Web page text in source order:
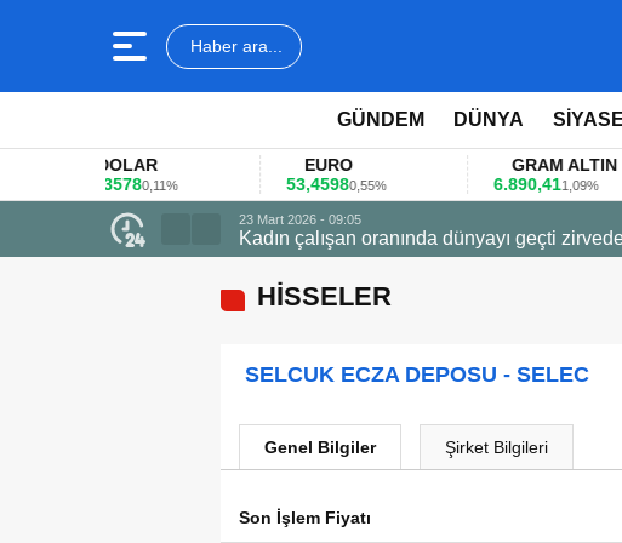
Haber ara...
GÜNDEM DÜNYA
DOLAR
0,11%
EURO
53,45980,55%
GRAM ALTIN
6.890,411,09%
23 Mart 2026 - 09:05
Kadın çalışan oranında dünyayı geçti
HİSSELER
SELCUK ECZA DEPOSU - SELEC
Genel Bilgiler Şirket Bilgileri
Son İşlem Fiyatı